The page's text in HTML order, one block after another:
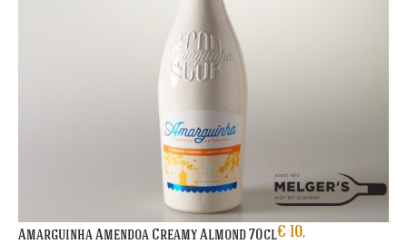
Amarguinha Amendoa Creamy Almond 70cl€ 10,